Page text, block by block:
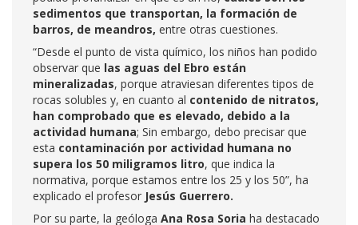
sedimentos que transportan, la formación de
barros, de meandros, entre otras cuestiones.
“Desde el punto de vista químico, los niños han podido
observar que las aguas del Ebro están
mineralizadas, porque atraviesan diferentes tipos de
rocas solubles y, en cuanto al contenido de nitratos,
han comprobado que es elevado, debido a la
actividad humana; Sin embargo, debo precisar que
esta contaminación por actividad humana no
supera los 50 miligramos litro, que indica la
normativa, porque estamos entre los 25 y los 50”, ha
explicado el profesor Jesús Guerrero.
Por su parte, la geóloga Ana Rosa Soria ha destacado